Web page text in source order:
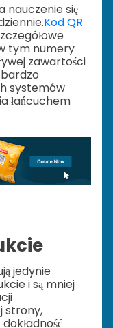
nauczenie się
Kod QR
tym numery
zawartości
systemów
łańcuchem
jedynie
i są mniej
strony,